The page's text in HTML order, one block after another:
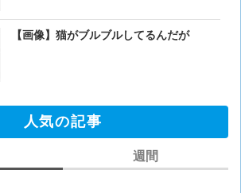
【画像】猫がブルブルしてるんだが
人気の記事
週間